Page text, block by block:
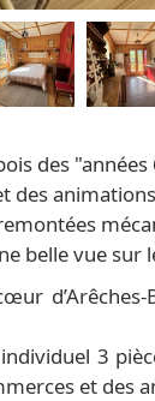
des
des animations
belle vue sur
individuel 3
et des